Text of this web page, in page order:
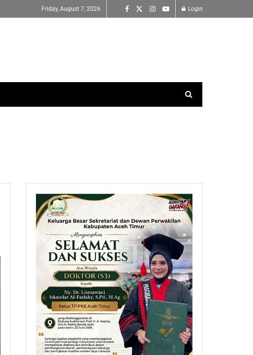
Friday, August 7, 2026 Login